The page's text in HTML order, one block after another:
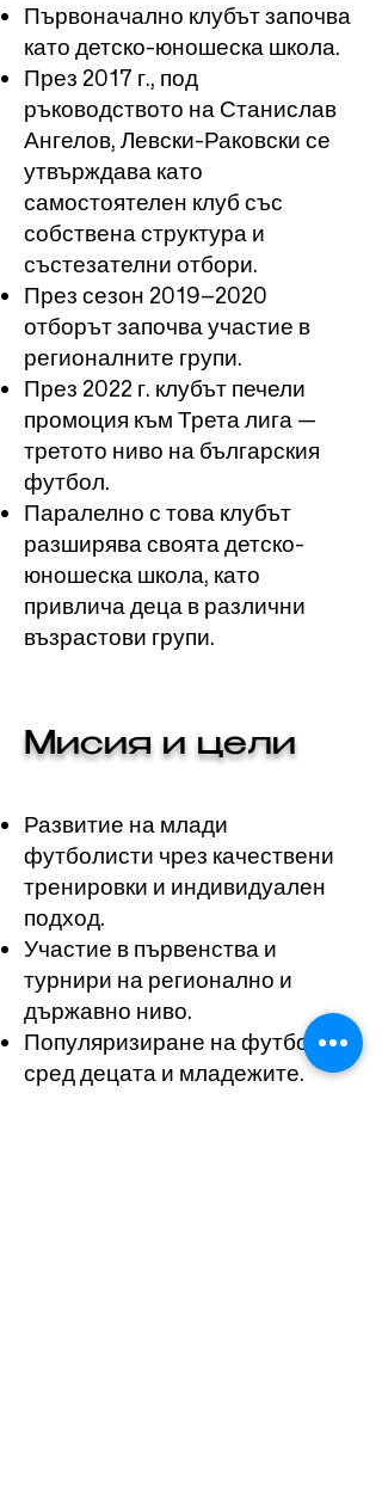
Първоначално клубът започва
като детско-юношеска школа.
През 2017 г., под
ръководството на Станислав
Ангелов, Левски-Раковски се
утвърждава като
самостоятелен клуб със
собствена структура и
състезателни отбори.
През сезон 2019–2020
отборът започва участие в
регионалните групи.
През 2022 г. клубът печели
промоция към Трета лига —
третото ниво на българския
футбол.
Паралелно с това клубът
разширява своята детско-
юношеска школа, като
привлича деца в различни
възрастови групи.
Мисия и цели​
Развитие на млади
футболисти чрез качествени
тренировки и индивидуален
подход.
Участие в първенства и
турнири на регионално и
държавно ниво.
Популяризиране на футбола
сред децата и младежите.